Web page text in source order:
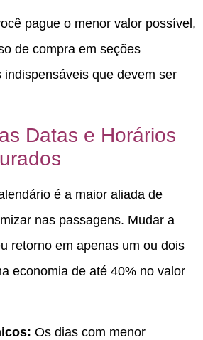
pague o menor valor possível,
de compra em seções
indispensáveis que devem ser
Datas e Horários
é a maior aliada de
nas passagens. Mudar a
retorno em apenas um ou dois
economia de até 40% no valor
Os dias com menor